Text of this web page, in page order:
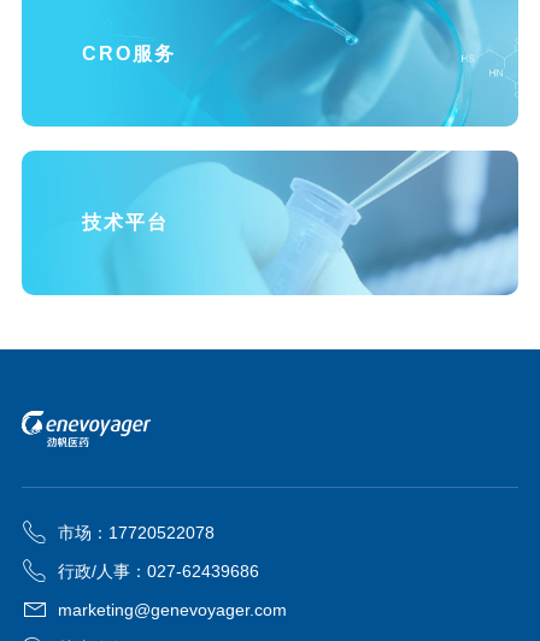
CRO服务
技术平台
市场：17720522078
行政/人事：027-62439686
marketing@genevoyager.com